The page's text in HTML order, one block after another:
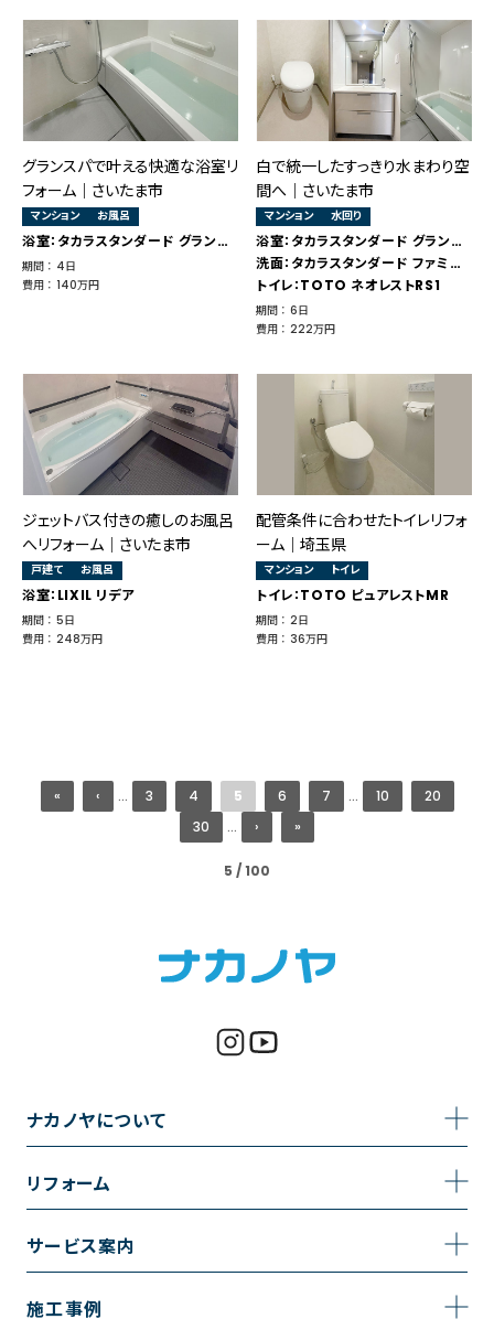
グランスパで叶える快適な浴室リ
フォーム｜さいたま市
マンション お風呂
浴室：タカラスタンダード グランスパ
期間 ： 4日
費用 ： 140万円
白で統一したすっきり水まわり空
間へ｜さいたま市
マンション 水回り
浴室：タカラスタンダード グランスパ
洗面：タカラスタンダード ファミーユ
トイレ：TOTO ネオレストRS1
期間 ： 6日
費用 ： 222万円
ジェットバス付きの癒しのお風呂
へリフォーム│さいたま市
戸建て お風呂
浴室：LIXIL リデア
期間 ： 5日
費用 ： 248万円
配管条件に合わせたトイレリフォ
ーム｜埼玉県
マンション トイレ
トイレ：TOTO ピュアレストMR
期間 ： 2日
費用 ： 36万円
5 / 100
« ‹ ... 3 4 5 6 7 ... 10
20
30
... › »
ナカノヤについて
事業内容
採用情報
リフォーム
トイレのリフォーム
サービス案内
サービスの流れ
施工事例